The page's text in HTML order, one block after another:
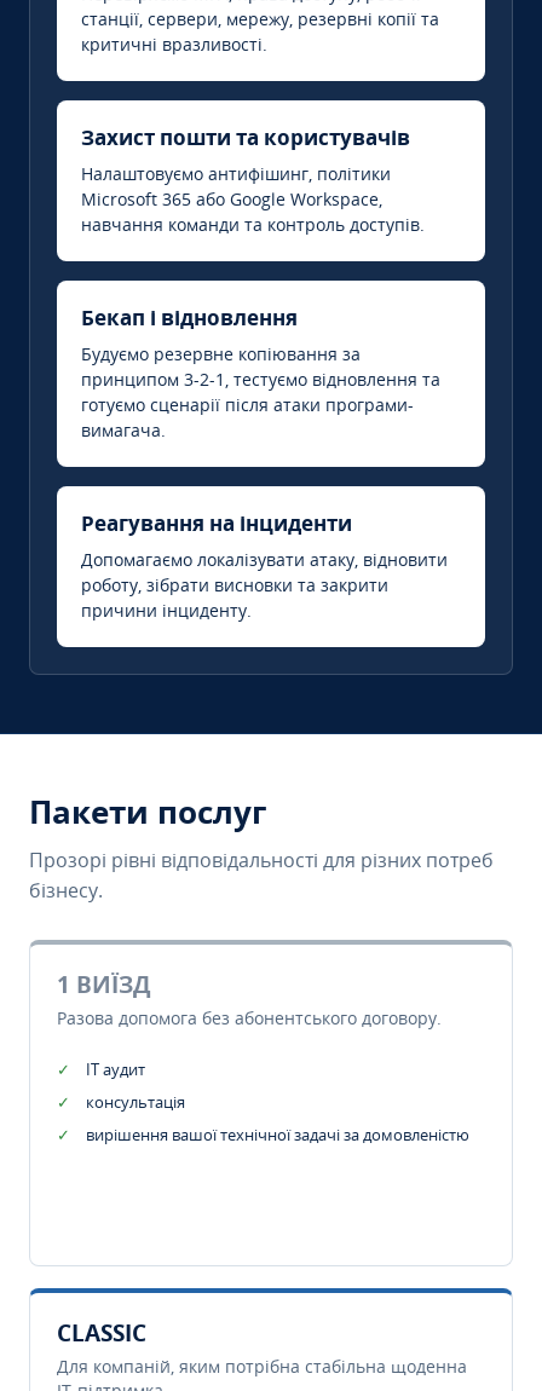
станції, сервери, мережу, резервні копії та
критичні вразливості.
Захист пошти та користувачів
Налаштовуємо антифішинг, політики
Microsoft 365 або Google Workspace,
навчання команди та контроль доступів.
Бекап і відновлення
Будуємо резервне копіювання за
принципом 3-2-1, тестуємо відновлення та
готуємо сценарії після атаки програми-
вимагача.
Реагування на інциденти
Допомагаємо локалізувати атаку, відновити
роботу, зібрати висновки та закрити
причини інциденту.
Пакети послуг
Прозорі рівні відповідальності для різних потреб
бізнесу.
1 ВИЇЗД
Разова допомога без абонентського договору.
IT аудит
консультація
вирішення вашої технічної задачі за домовленістю
CLASSIC
Для компаній, яким потрібна стабільна щоденна